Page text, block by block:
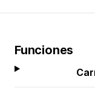
Funciones